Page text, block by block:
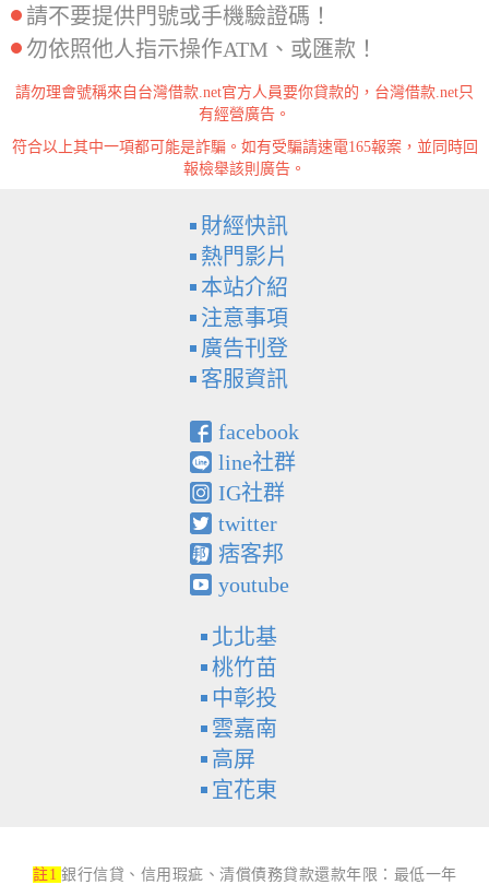
請不要提供門號或手機驗證碼！
勿依照他人指示操作ATM、或匯款！
請勿理會號稱來自台灣借款.net官方人員要你貸款的，台灣借款.net只
有經營廣告。
符合以上其中一項都可能是詐騙。如有受騙請速電165報案，並同時回
報檢舉該則廣告。
財經快訊
熱門影片
本站介紹
注意事項
廣告刊登
客服資訊
facebook
line社群
IG社群
twitter
痞客邦
youtube
北北基
桃竹苗
中彰投
雲嘉南
高屏
宜花東
註1 銀行信貸、信用瑕疵、清償債務貸款還款年限：最低一年